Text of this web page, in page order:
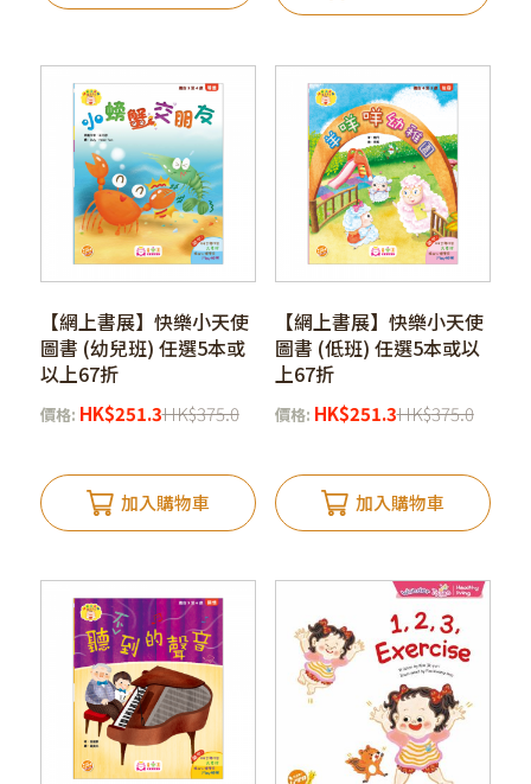
【網上書展】快樂小天使
圖書 (幼兒班) 任選5本或
以上67折
價格: HK$251.3HK$375.0
加入購物車
【網上書展】快樂小天使
圖書 (低班) 任選5本或以
上67折
價格: HK$251.3HK$375.0
加入購物車